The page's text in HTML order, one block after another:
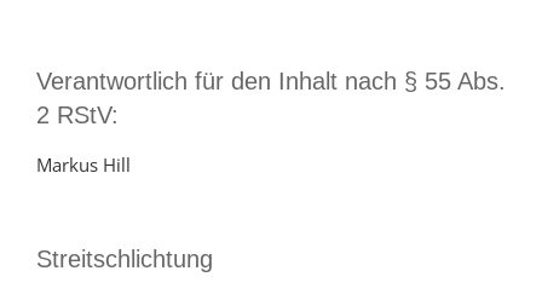
Verantwortlich für den Inhalt nach § 55 Abs.
2 RStV:
Markus Hill
Streitschlichtung